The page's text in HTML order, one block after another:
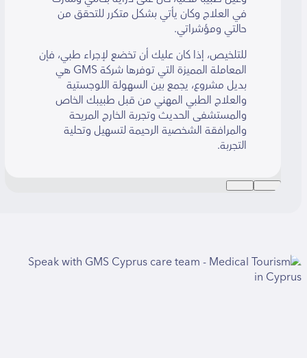
في العلاج وكان يأتي بشكل متكرر للتحقق من
حالتي ومؤشراتي.
للتلخيص، إذا كان عليك أن تخضع لإجراء طبي، فإن
المعاملة المميزة التي توفرها شركة GMS هي
بديل مشروع، يجمع بين السهولة اللوجستية
والعلاج الطبي المهني من قبل طبيبك الخاص
والمستشفى الحديث وتجربة الخارج المريحة
والمرافقة الشخصية الرحيمة لتسهيل وتحلية
التجربة.